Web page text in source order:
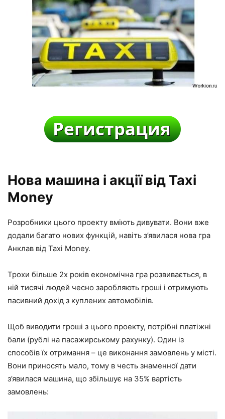
Нова машина і акції від Taxi
Money
Розробники цього проекту вміють дивувати. Вони вже
додали багато нових функцій, навіть з’явилася нова гра
Анклав від Taxi Money.
Трохи більше 2х років економічна гра розвивається, в
ній тисячі людей чесно заробляють гроші і отримують
пасивний дохід з куплених автомобілів.
Щоб виводити гроші з цього проекту, потрібні платіжні
бали (рублі на пасажирському рахунку). Один із
способів їх отримання – це виконання замовлень у місті.
Вони приносять мало, тому в честь знаменної дати
з’явилася машина, що збільшує на 35% вартість
замовлень: